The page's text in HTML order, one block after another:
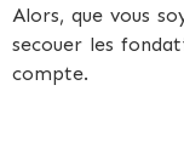
Alors, que vous
secouer les
compte.